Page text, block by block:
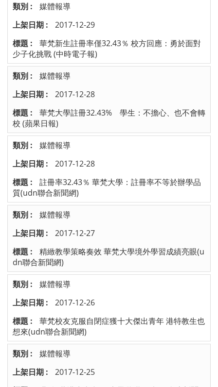
媒體報導
2017-12-29
華梵新生註冊率僅32.43％ 校方回應：勇於面對
少子化挑戰 (中時電子報)
媒體報導
2017-12-28
華梵大學註冊32.43% 學生：不擔心、也不會轉
校 (蘋果日報)
媒體報導
2017-12-28
註冊率32.43％ 華梵大學：註冊率不等於辦學品
質(udn聯合新聞網)
媒體報導
2017-12-27
精緻教學策略奏效 華梵大學境外學習成績亮眼(u
dn聯合新聞網)
媒體報導
2017-12-26
華梵校友克服自閉症獲十大傑出青年 港特教生也
想來(udn聯合新聞網)
媒體報導
2017-12-25